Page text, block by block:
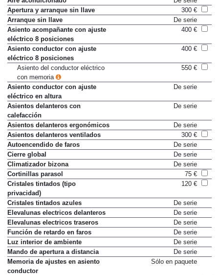
Apertura y arranque sin llave
300 €
Arranque sin llave
De serie
Asiento acompañante con ajuste
eléctrico 8 posiciones
400 €
Asiento conductor con ajuste
eléctrico 8 posiciones
400 €
Asiento del conductor eléctrico
con memoria
550 €
Asiento conductor con ajuste
eléctrico en altura
De serie
Asientos delanteros con
calefacción
De serie
Asientos delanteros ergonómicos
De serie
Asientos delanteros ventilados
300 €
Autoencendido de faros
De serie
Cierre global
De serie
Climatizador bizona
De serie
Cortinillas parasol
75 €
Cristales tintados (tipo
privacidad)
120 €
Cristales tintados azules
De serie
Elevalunas electricos delanteros
De serie
Elevalunas electricos traseros
De serie
Función de retardo en faros
De serie
Luz interior de ambiente
De serie
Mando de apertura a distancia
De serie
Memoria de ajustes en asiento
conductor
Sólo en paquete